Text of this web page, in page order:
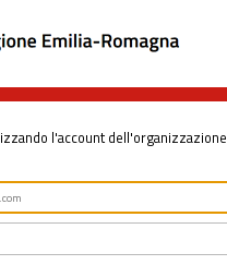
l'account dell'organizzazione